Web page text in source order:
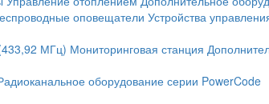
оповещатели Устройства
МГц) Мониторинговая станция
оборудование серии PowerCode